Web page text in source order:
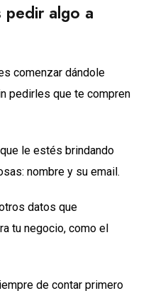
algo a
comenzar dándole
pedirles que te compren
le estés brindando
nombre y su email.
datos que
tu negocio, como el
de contar primero